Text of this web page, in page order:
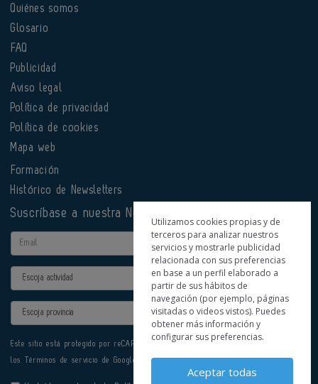
Quiénes somos
Glosario
FAQ
Publicidad
Aviso legal
Política de privacidad
Política de cookies
Mapa web
Formación
Histórico de Newsletters
Suscríbase a nuestra Newsletter
Email
Actividad
Provincia
Este sitio está protegido por reCAPTCHA y se aplican la
los Términos de servicio de Google.
Utilizamos cookies propias y de
terceros para analizar nuestros
servicios y mostrarle publicidad
relacionada con sus preferencias
en base a un perfil elaborado a
partir de sus hábitos de
navegación (por ejemplo, páginas
visitadas o videos vistos). Puedes
obtener más información y
configurar sus preferencias.
Aceptar todas